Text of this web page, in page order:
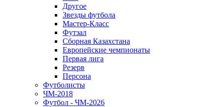
Другое
Звезды футбола
Мастер-Класс
Футзал
Сборная Казахстана
Европейские чемпионаты
Первая лига
Резерв
Персона
Футболисты
ЧМ-2018
Футбол - ЧМ-2026